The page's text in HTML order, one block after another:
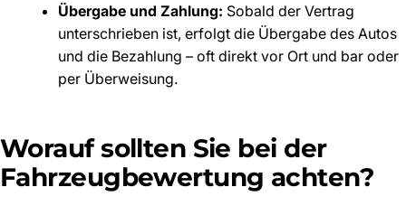
Übergabe und Zahlung: Sobald der Vertrag
unterschrieben ist, erfolgt die Übergabe des Autos
und die Bezahlung – oft direkt vor Ort und bar oder
per Überweisung.
Worauf sollten Sie bei der
Fahrzeugbewertung achten?